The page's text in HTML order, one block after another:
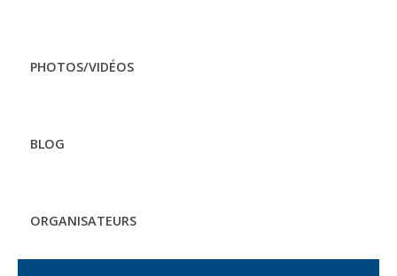
PHOTOS/VIDÉOS
BLOG
ORGANISATEURS